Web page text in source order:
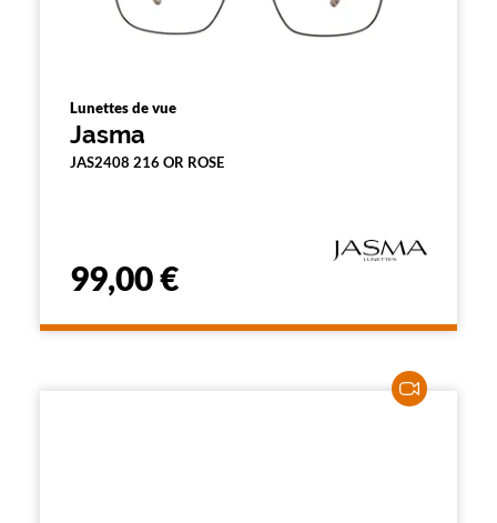
Lunettes de vue
Jasma
JAS2408 216 OR ROSE
99,00 €